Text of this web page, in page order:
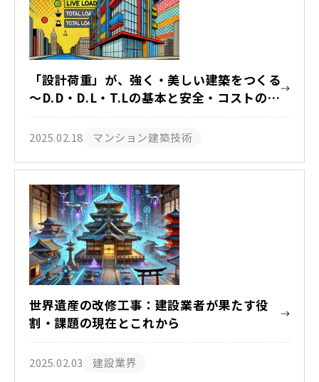
「設計荷重」が、強く・美しい建築をつくる
～D.D・D.L・T.Lの基本と安全・コストの最
適解 ～
2025.02.18 マンション建築技術
世界遺産の改修工事：建設業者が果たす役
割・課題の現在とこれから
2025.02.03 建設業界